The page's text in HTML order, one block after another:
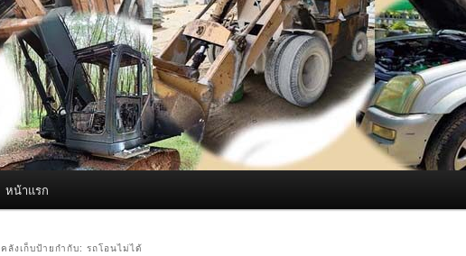
หน้าแรก
คลังเก็บป้ายกำกับ: รถโอนไม่ได้